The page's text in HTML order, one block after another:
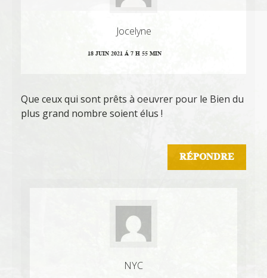
Jocelyne
18 JUIN 2021 Á 7 H 55 MIN
Que ceux qui sont prêts à oeuvrer pour le Bien du
plus grand nombre soient élus !
RÉPONDRE
NYC